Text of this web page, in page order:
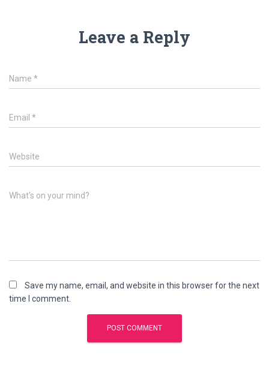
Leave a Reply
Name *
Email *
Website
What's on your mind?
Save my name, email, and website in this browser for the next
time I comment.